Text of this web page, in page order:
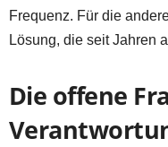
Frequenz. Für die
Lösung, die seit Jahren
Die offene